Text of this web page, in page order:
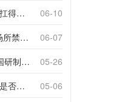
雨季来了，你的快递袋扛得住吗？
06-10
上海垃圾分类3.0！多场所禁止使用一次性塑料袋；推动快递包装绿色转型
06-07
厚度仅0.006毫米！我国研制出超薄型全生物降解渗水地膜
05-26
印刷对生物降解塑料袋是否构成影响？
05-06